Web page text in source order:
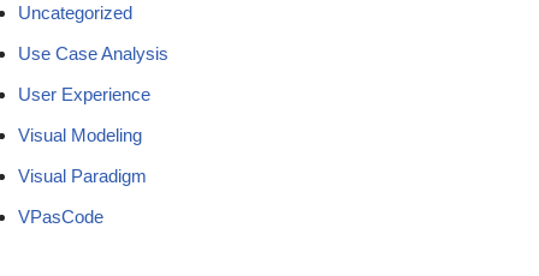
Uncategorized
Use Case Analysis
User Experience
Visual Modeling
Visual Paradigm
VPasCode